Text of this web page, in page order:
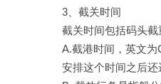
3、截关时间
截关时间包括码头
A.截港时间，英文
安排这个时间之后还